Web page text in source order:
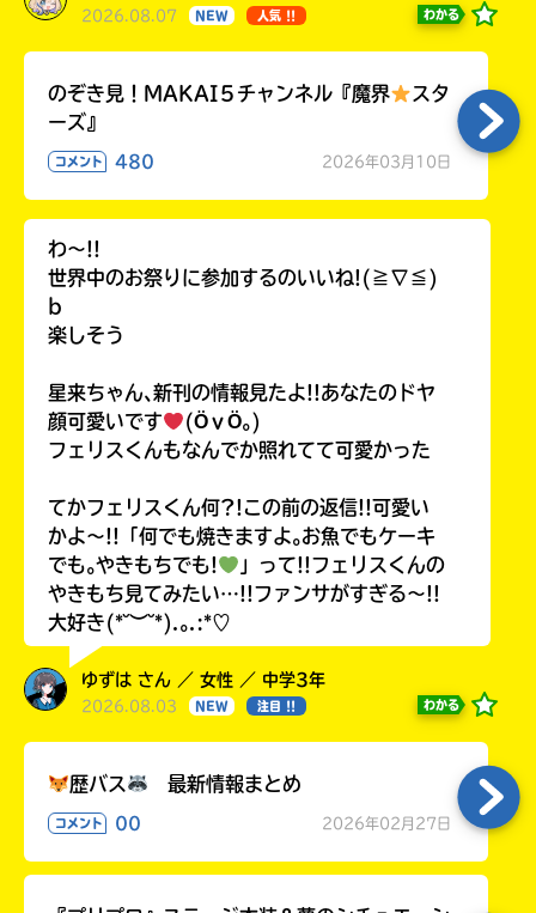
2026.08.07 NEW 人気 !! わかる
のぞき見！MAKAI５チャンネル『魔界
スタ
ーズ』
コメント 480 2026年03月10日
わ〜!!
世界中のお祭りに参加するのいいね!(≧∇≦)
b
楽しそう
星来ちゃん､新刊の情報見たよ!!あなたのドヤ
顔可愛いです
(ӦｖӦ｡)
フェリスくんもなんでか照れてて可愛かった
てかフェリスくん何?!この前の返信!!可愛い
かよ〜!!「何でも焼きますよ｡お魚でもケーキ
でも｡やきもちでも!
」って!!フェリスくんの
やきもち見てみたい…!!ファンサがすぎる〜!!
大好き(*˘︶˘*).｡.:*♡
ゆずは さん ／ 女性 ／ 中学3年
2026.08.03 NEW 注目 !! わかる
歴バス 最新情報まとめ
コメント 00 2026年02月27日